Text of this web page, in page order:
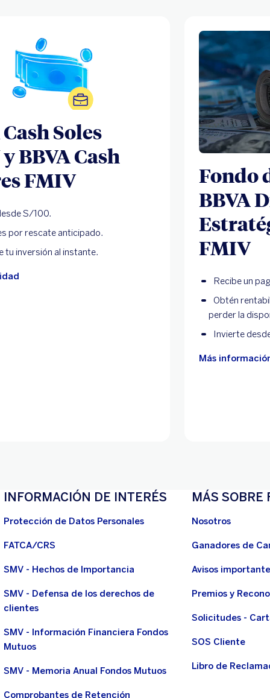
Soles
BBVA Cash
FMIV
S/100.
por rescate anticipado.
tu inversión al instante.
Fondo
BBVA
FMIV
Recibe un
Obtén
perder la
Invierte
Más
INFORMACIÓN DE INTERÉS
Protección de Datos Personales
FATCA/CRS
SMV - Hechos de Importancia
SMV - Defensa de los derechos de
clientes
SMV - Información Financiera Fondos
Mutuos
SMV - Memoria Anual Fondos Mutuos
Comprobantes de Retención
MÁS SOBRE
Nosotros
Ganadores de
Avisos
Premios y
Solicitudes -
SOS Cliente
Libro de